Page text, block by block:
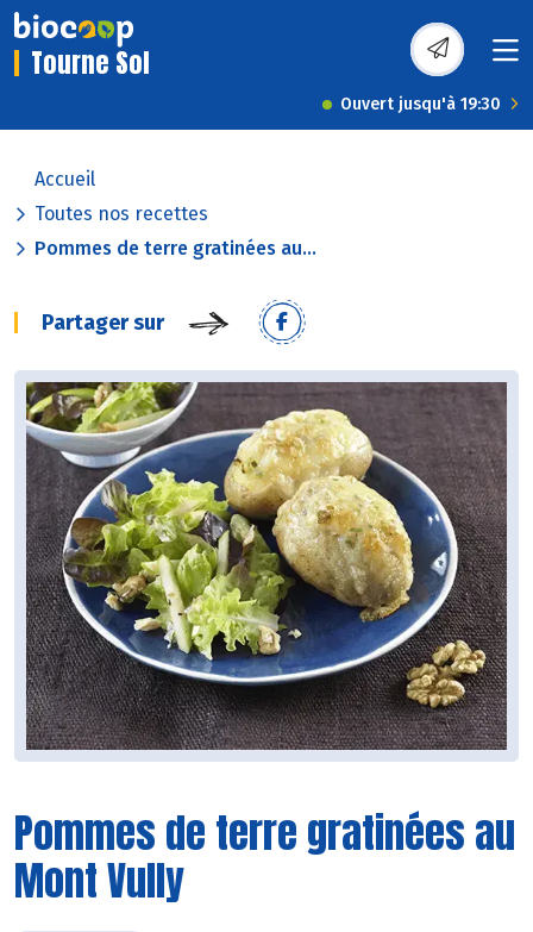
Tourne Sol
Ouvert jusqu'à 19:30
Accueil
Toutes nos recettes
Pommes de terre gratinées au...
Partager sur
Pommes de terre gratinées au
Mont Vully